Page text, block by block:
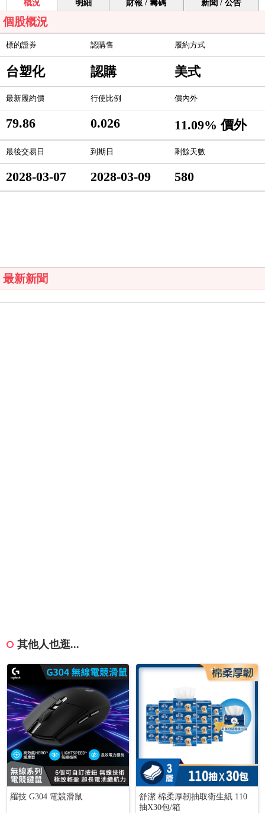
概況 明細 財報 / 籌碼 新聞 / 公告
個股概況
標的證券 認購售 履約方式
台塑化 認購 美式
最新履約價 行使比例 價內外
79.86 0.026 11.09% 價外
最後交易日 到期日 剩餘天數
2028-03-07 2028-03-09 580
最新新聞
其他人也逛...
羅技 G304 電競滑鼠
舒潔 棉柔厚韌抽取衛生紙 110
抽X30包/箱